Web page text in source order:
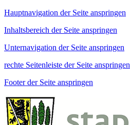
Hauptnavigation der Seite anspringen
Inhaltsbereich der Seite anspringen
Unternavigation der Seite anspringen
rechte Seitenleiste der Seite anspringen
Footer der Seite anspringen